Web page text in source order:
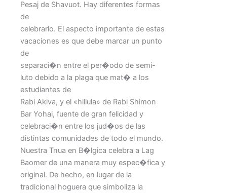
Pesaj de Shavuot. Hay diferentes formas
de
celebrarlo. El aspecto importante de estas
vacaciones es que debe marcar un punto
de
separaci�n entre el per�odo de semi-
luto debido a la plaga que mat� a los
estudiantes de
Rabi Akiva, y el «hillula» de Rabi Shimon
Bar Yohai, fuente de gran felicidad y
celebraci�n entre los jud�os de las
distintas comunidades de todo el mundo.
Nuestra Tnua en B�lgica celebra a Lag
Baomer de una manera muy espec�fica y
original. De hecho, en lugar de la
tradicional hoguera que simboliza la